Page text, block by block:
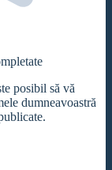
posibil să vă
dumneavoastră